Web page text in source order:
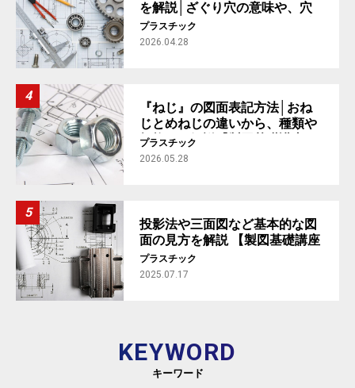
を解説│ざぐり穴の意味や、穴
の加工指示まで【製図基礎講座
#4】
プラスチック
2026.04.28
『ねじ』の図面表記方法│おね
じとめねじの違いから、種類や
規格まで解説【製図基礎講座
#5】
プラスチック
2026.05.28
投影法や三面図など基本的な図
面の見方を解説 【製図基礎講座
#1】
プラスチック
2025.07.17
KEYWORD
キーワード